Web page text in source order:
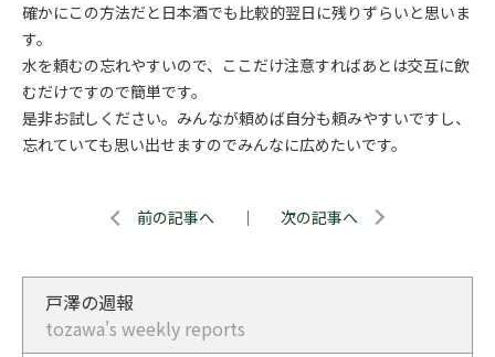
確かにこの方法だと日本酒でも比較的翌日に残りずらいと思いま
す。
水を頼むの忘れやすいので、ここだけ注意すればあとは交互に飲
むだけですので簡単です。
是非お試しください。みんなが頼めば自分も頼みやすいですし、
忘れていても思い出せますのでみんなに広めたいです。
前の記事へ ｜ 次の記事へ
戸澤の週報
tozawa's weekly reports